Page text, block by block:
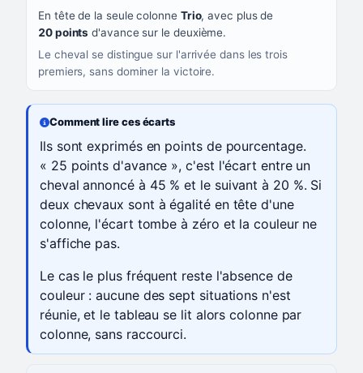
En tête de la seule colonne Trio, avec plus de
20 points d'avance sur le deuxième.
Le cheval se distingue sur l'arrivée dans les trois
premiers, sans dominer la victoire.
Comment lire ces écarts
Ils sont exprimés en points de pourcentage.
« 25 points d'avance », c'est l'écart entre un
cheval annoncé à 45 % et le suivant à 20 %. Si
deux chevaux sont à égalité en tête d'une
colonne, l'écart tombe à zéro et la couleur ne
s'affiche pas.
Le cas le plus fréquent reste l'absence de
couleur : aucune des sept situations n'est
réunie, et le tableau se lit alors colonne par
colonne, sans raccourci.